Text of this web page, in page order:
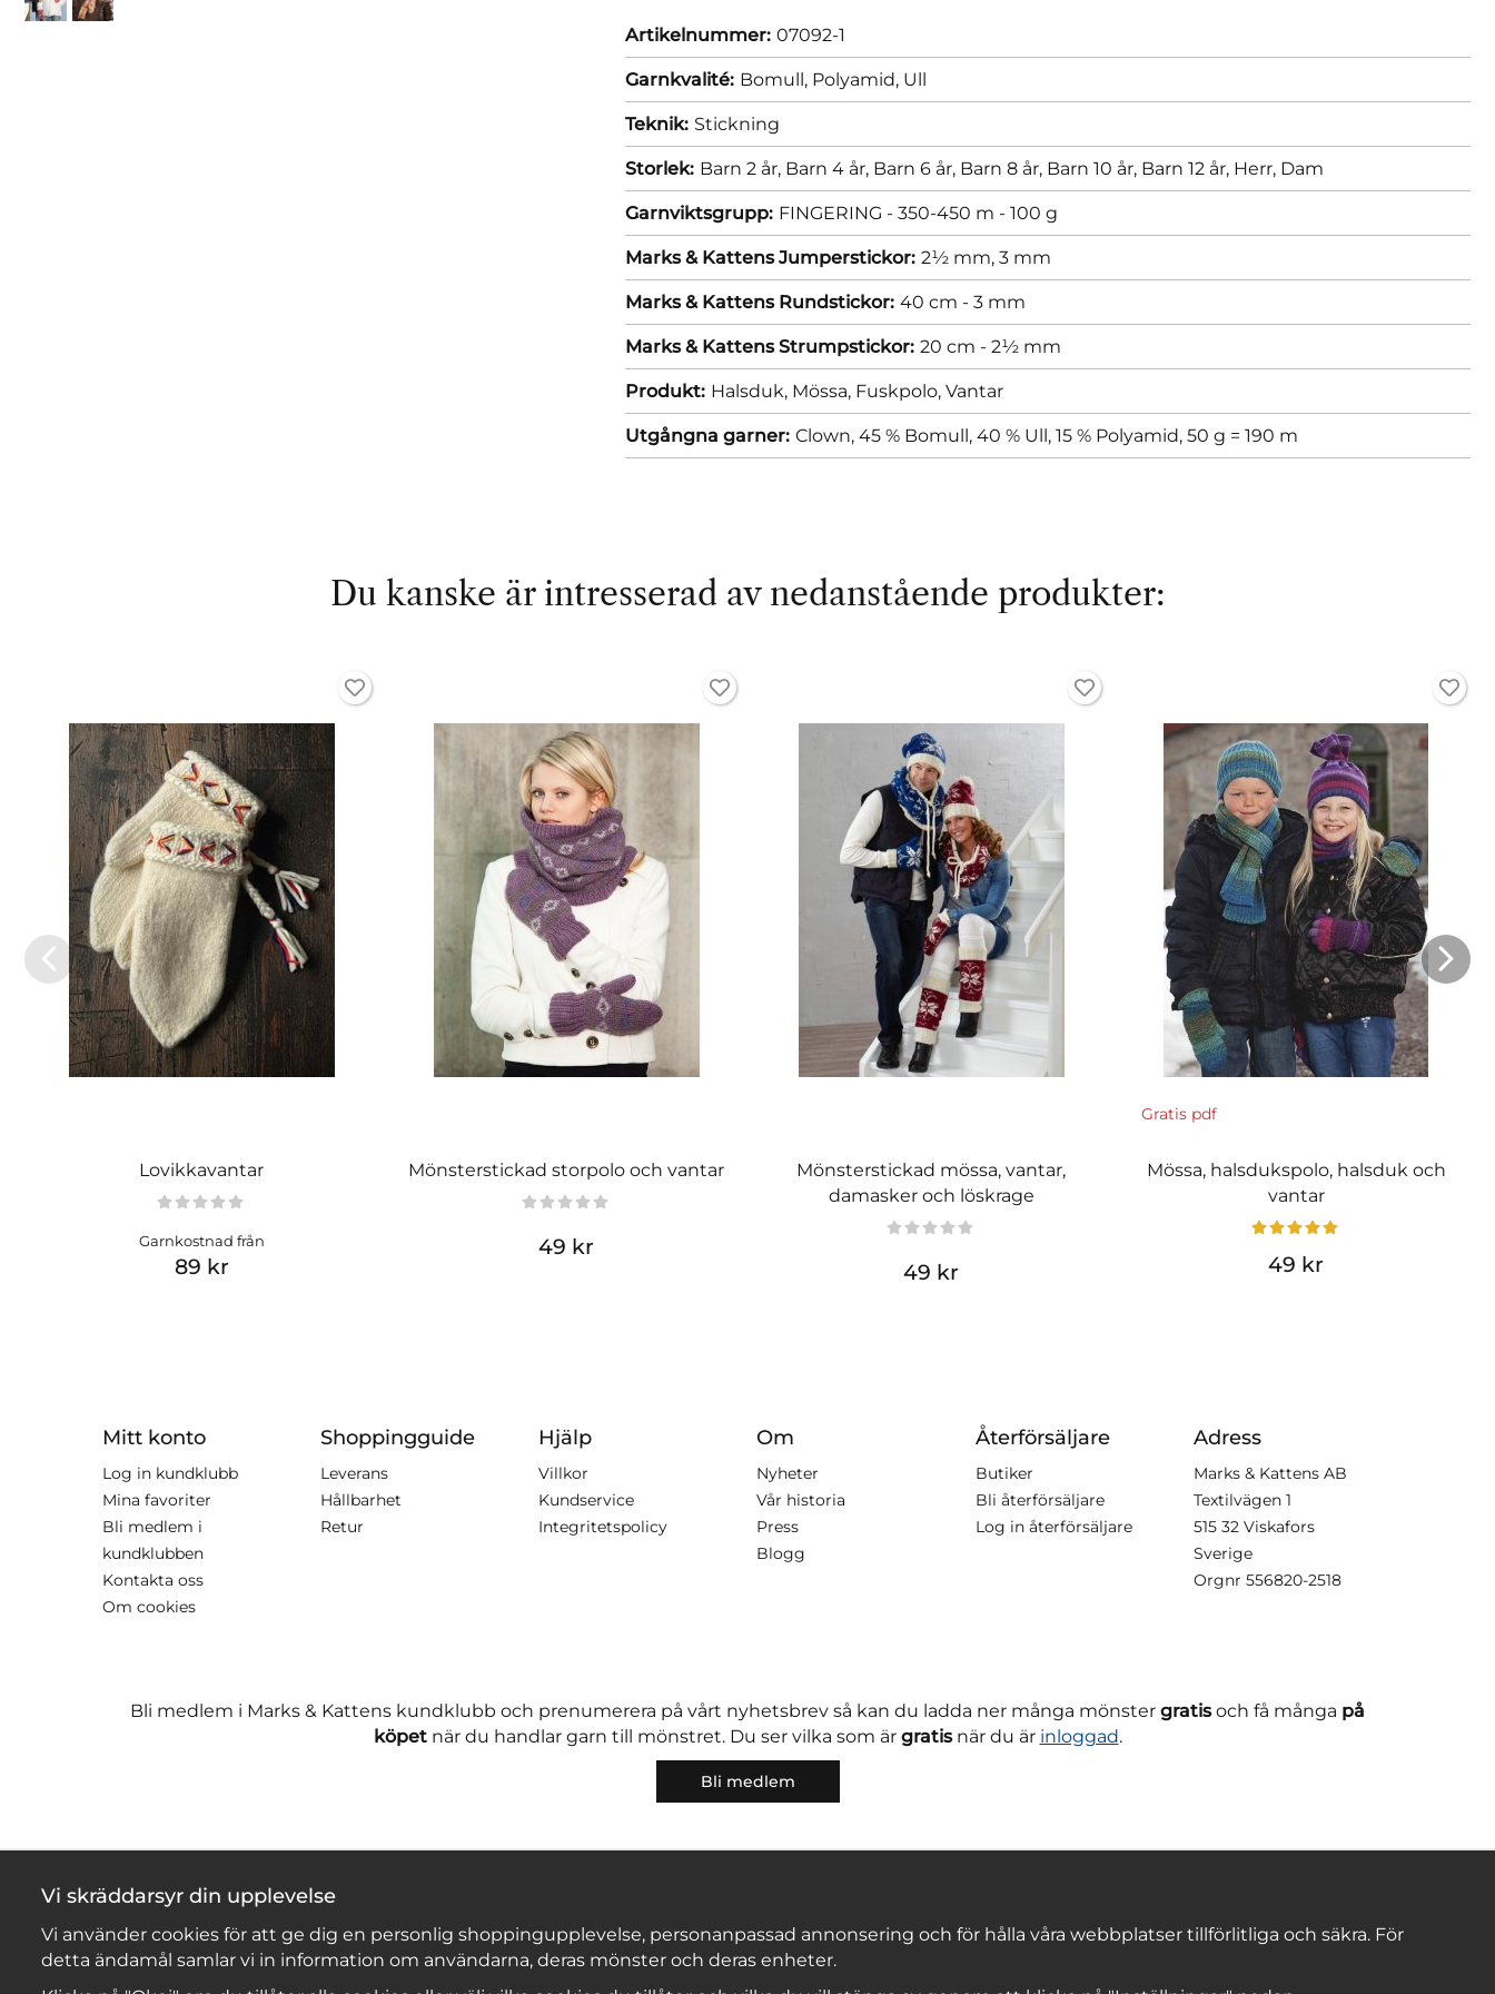
Artikelnummer: 07092-1
Garnkvalité: Bomull, Polyamid, Ull
Teknik: Stickning
Storlek: Barn 2 år, Barn 4 år, Barn 6 år, Barn 8 år, Barn 10 år, Barn 12 år, Herr, Dam
Garnviktsgrupp: FINGERING - 350-450 m - 100 g
Marks & Kattens Jumperstickor: 2½ mm, 3 mm
Marks & Kattens Rundstickor: 40 cm - 3 mm
Marks & Kattens Strumpstickor: 20 cm - 2½ mm
Produkt: Halsduk, Mössa, Fuskpolo, Vantar
Utgångna garner: Clown, 45 % Bomull, 40 % Ull, 15 % Polyamid, 50 g = 190 m
Du kanske är intresserad av nedanstående produkter:
Lovikkavantar
Garnkostnad från
89 kr
Mönsterstickad storpolo och vantar
49 kr
Mönsterstickad mössa, vantar,
damasker och löskrage
49 kr
Gratis pdf
Mössa, halsdukspolo, halsduk och
vantar
49 kr
Mitt konto
Log in kundklubb
Mina favoriter
Bli medlem i
kundklubben
Kontakta oss
Om cookies
Shoppingguide
Leverans
Hållbarhet
Retur
Hjälp
Villkor
Kundservice
Integritetspolicy
Om
Nyheter
Vår historia
Press
Blogg
Återförsäljare
Butiker
Bli återförsäljare
Log in återförsäljare
Adress
Marks & Kattens AB
Textilvägen 1
515 32 Viskafors
Sverige
Orgnr 556820-2518
Bli medlem i Marks & Kattens kundklubb och prenumerera på vårt nyhetsbrev så kan du ladda ner många mönster gratisoch få många på
köpetnär du handlar garn till mönstret. Du ser vilka som är gratisnär du är inloggad.
Bli medlem
Copyright © 2026, Marks & Kattens AB
Vi skräddarsyr din upplevelse
Vi använder cookies för att ge dig en personlig shoppingupplevelse, personanpassad annonsering och för hålla våra webbplatser tillförlitliga och säkra. För
detta ändamål samlar vi in information om användarna, deras mönster och deras enheter.